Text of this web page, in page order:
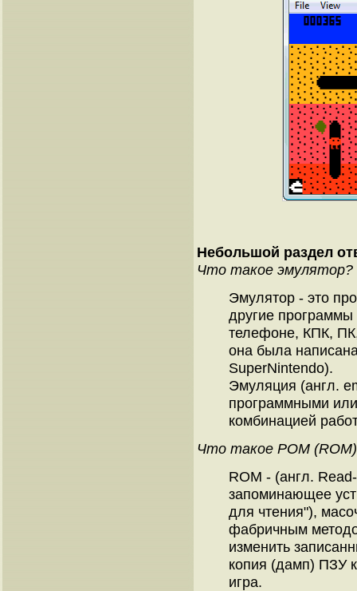
Небольшой раздел
Что такое эмулятор?
Эмулятор - это
другие
телефоне, КПК,
она была
SuperNintendo).
Эмуляция (англ.
программными
комбинацией
Что такое РОМ
ROM - (англ.
запоминающее
для чтения"),
фабричным
изменить
копия (дамп) ПЗУ
игра.